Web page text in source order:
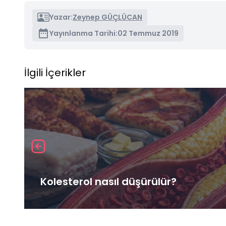
Yazar:Zeynep GÜÇLÜCAN
Yayınlanma Tarihi:02 Temmuz 2019
İlgili İçerikler
Kolesterol nasıl düşürülür?